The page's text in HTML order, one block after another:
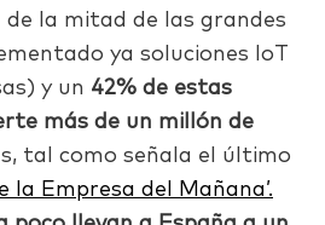
de la mitad de las grandes
ya soluciones IoT
y un 42% de estas
más de un millón de
tal como señala el último
la Empresa del Mañana’.